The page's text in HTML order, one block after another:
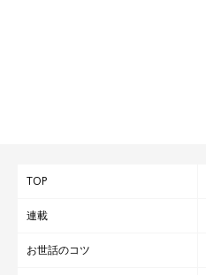
TOP
連載
お世話のコツ